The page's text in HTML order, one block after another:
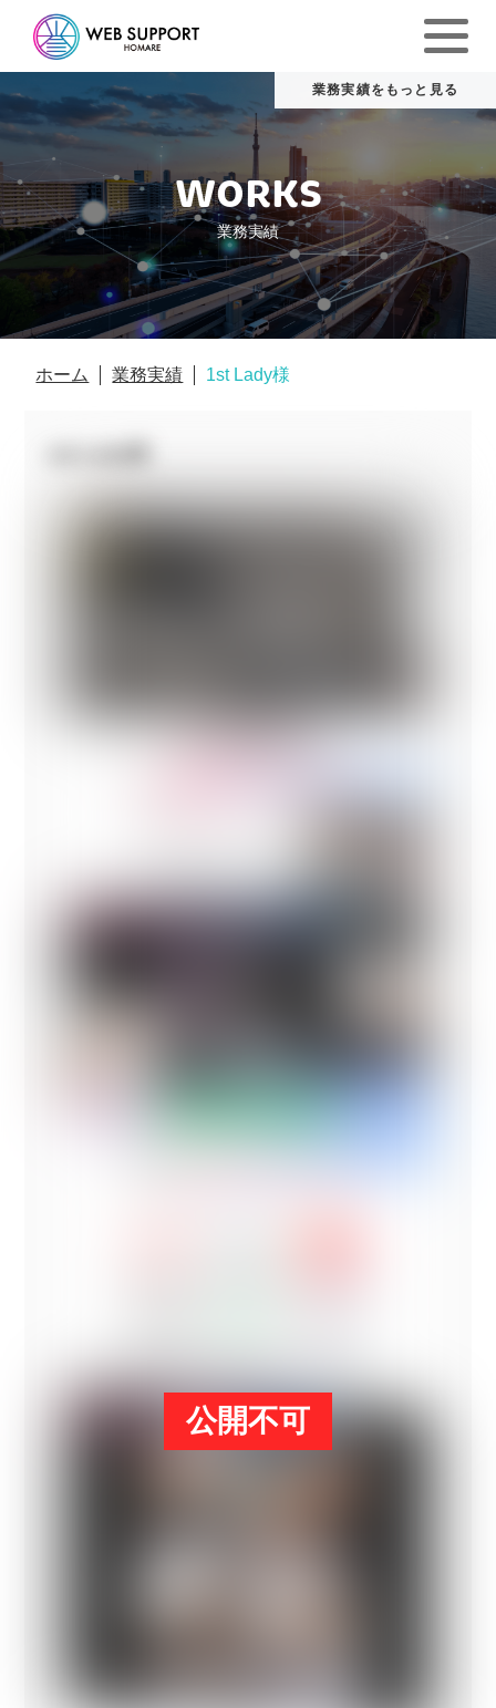
WORKS
業務実績
ホーム 業務実績 1st Lady様